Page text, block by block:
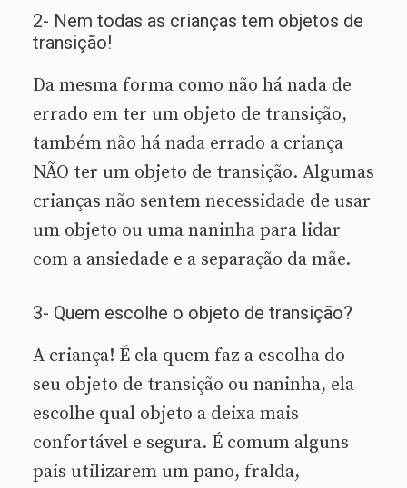
2- Nem todas as crianças tem objetos de
transição!
Da mesma forma como não há nada de
errado em ter um objeto de transição,
também não há nada errado a criança
NÃO ter um objeto de transição. Algumas
crianças não sentem necessidade de usar
um objeto ou uma naninha para lidar
com a ansiedade e a separação da mãe.
3- Quem escolhe o objeto de transição?
A criança! É ela quem faz a escolha do
seu objeto de transição ou naninha, ela
escolhe qual objeto a deixa mais
confortável e segura. É comum alguns
pais utilizarem um pano, fralda,